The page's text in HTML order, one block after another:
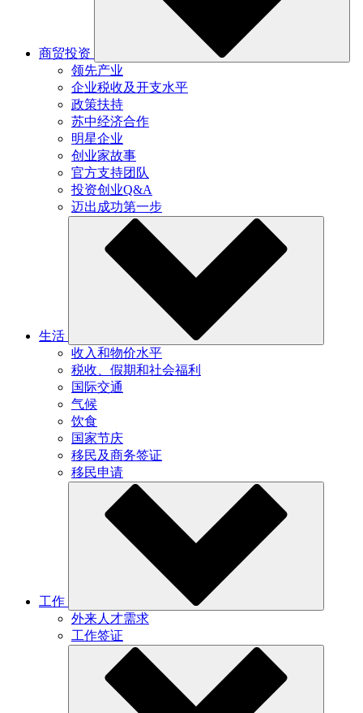
商贸投资
领先产业
企业税收及开支水平
政策扶持
苏中经济合作
明星企业
创业家故事
官方支持团队
投资创业Q&A
迈出成功第一步
生活
收入和物价水平
税收、假期和社会福利
国际交通
气候
饮食
国家节庆
移民及商务签证
移民申请
工作
外来人才需求
工作签证